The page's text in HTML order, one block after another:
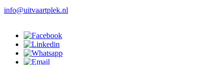
info@uitvaartplek.nl